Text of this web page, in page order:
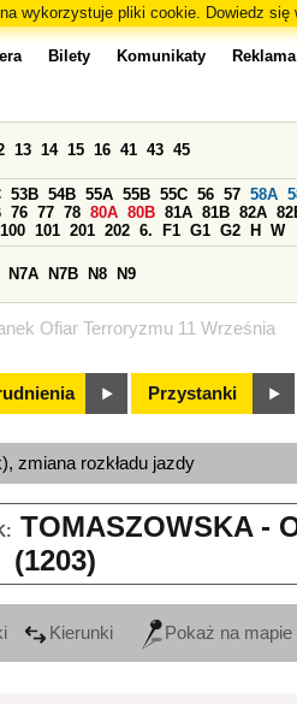
wykorzystuje pliki cookie. Dowiedz się
Ofiar Terroryzmu 11 Września
Bilety Komunikaty Reklama
13 14 15 16 41 43 45
53B 54B 55A 55B 55C 56 57 58A
76 77 78 80A 80B 81A 81B 82A
100 101 201 202 6. F1 G1 G2 H W
N7A N7B N8 N9
Przystanki
zmiana rozkładu jazdy
TOMASZOWSKA -
(1203)
Kierunki Pokaż na mapie